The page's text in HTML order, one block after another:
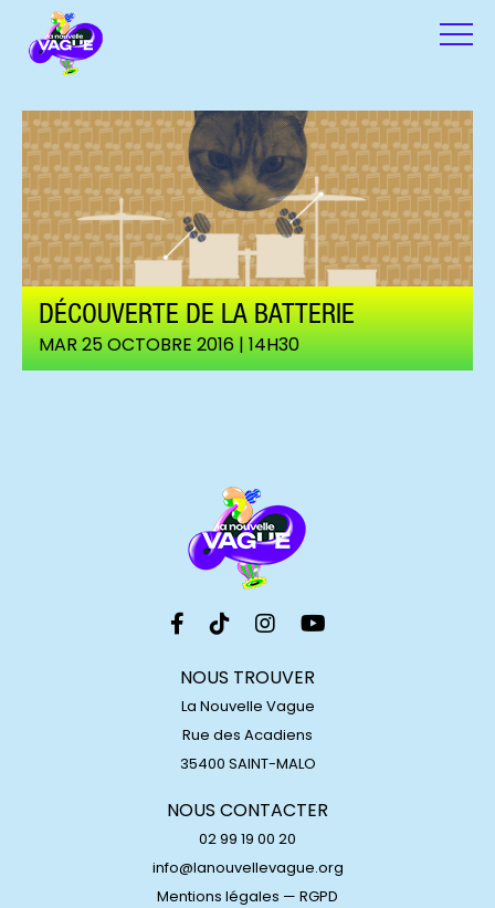
DÉCOUVERTE DE LA BATTERIE
MAR 25 OCTOBRE 2016 | 14H30
NOUS TROUVER
La Nouvelle Vague
Rue des Acadiens
35400 SAINT-MALO
NOUS CONTACTER
02 99 19 00 20
info@lanouvellevague.org
Mentions légales — RGPD